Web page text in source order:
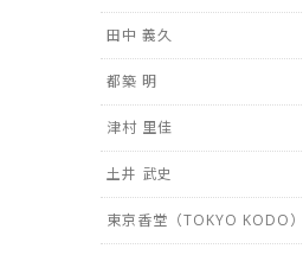
田中 義久
都築 明
津村 里佳
土井 武史
東京香堂（TOKYO KODO）